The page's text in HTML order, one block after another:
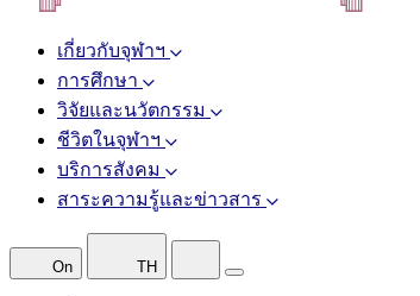
เกี่ยวกับจุฬาฯ
การศึกษา
วิจัยและนวัตกรรม
ชีวิตในจุฬาฯ
บริการสังคม
สาระความรู้และข่าวสาร
On TH